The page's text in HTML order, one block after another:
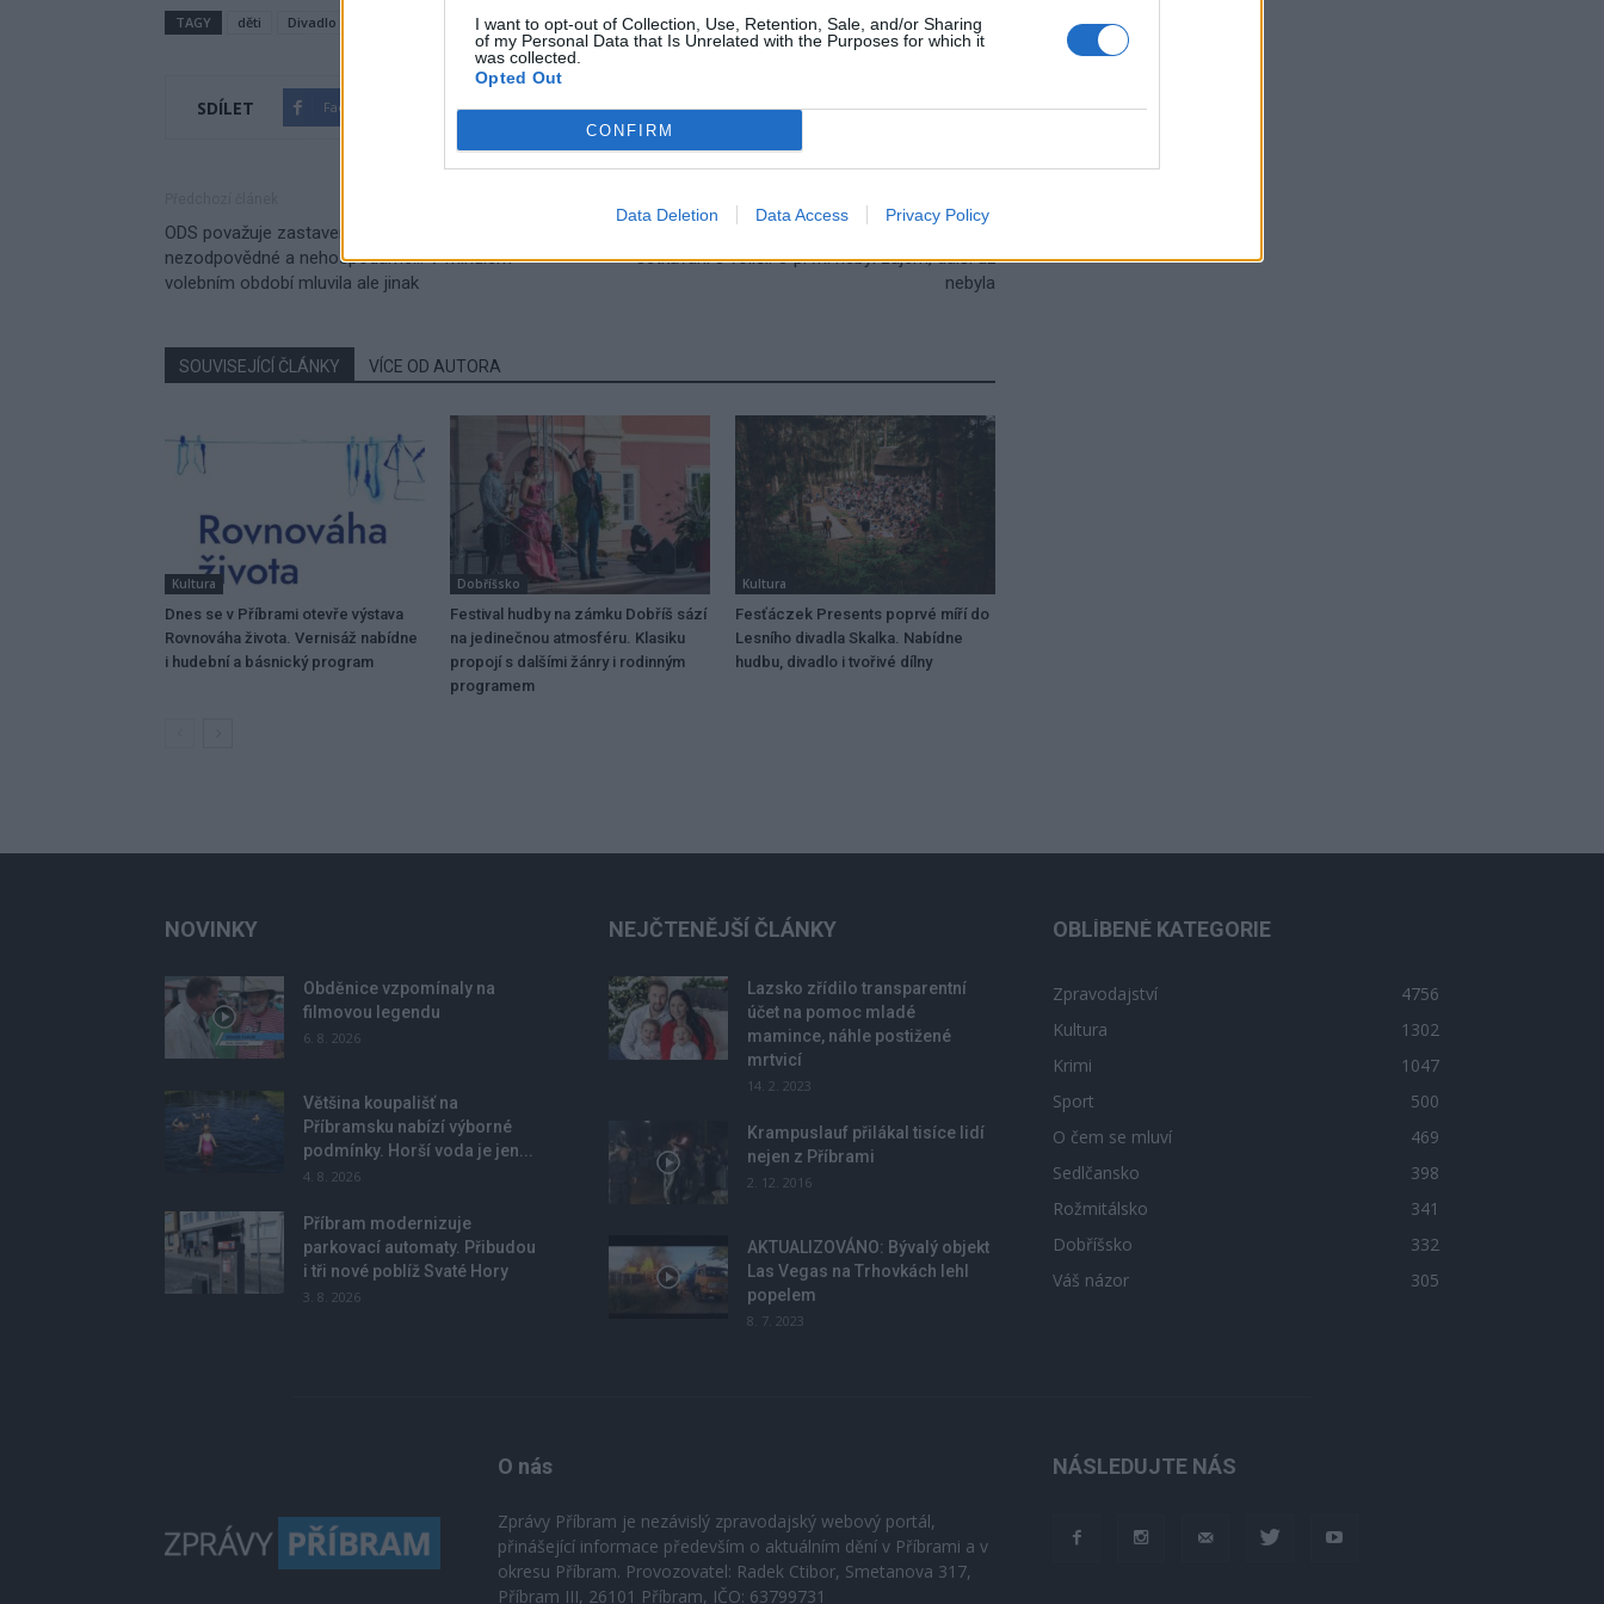
I want to opt-out of Collection, Use, Retention, Sale, and/or Sharing
of my Personal Data that Is Unrelated with the Purposes for which it
was collected.
Opted Out
CONFIRM
Data Deletion Data Access Privacy Policy
TAGY děti Divadlo A. Dvořáka Příbram Michal Nesvadba představení velká scéna
SDÍLET Facebook Twitter
ODS považuje zastavení projektu bazénu za
nezodpovědné a nehospodárné… V minulém
volebním období mluvila ale jinak
setkávání s voliči. O první nebyl zájem, další už
nebyla
SOUVISEJÍCÍ ČLÁNKY VÍCE OD AUTORA
Kultura
Dnes se v Příbrami otevře výstava
Rovnováha života. Vernisáž nabídne
i hudební a básnický program
Dobříšsko
Festival hudby na zámku Dobříš sází
na jedinečnou atmosféru. Klasiku
propojí s dalšími žánry i rodinným
programem
Kultura
Fesťáczek Presents poprvé míří do
Lesního divadla Skalka. Nabídne
hudbu, divadlo i tvořivé dílny
NOVINKY
Obděnice vzpomínaly na
filmovou legendu
6. 8. 2026
Většina koupališť na
Příbramsku nabízí výborné
podmínky. Horší voda je jen...
4. 8. 2026
Příbram modernizuje
parkovací automaty. Přibudou
i tři nové poblíž Svaté Hory
3. 8. 2026
NEJČTENĚJŠÍ ČLÁNKY
Lazsko zřídilo transparentní
účet na pomoc mladé
mamince, náhle postižené
mrtvicí
14. 2. 2023
Krampuslauf přilákal tisíce lidí
nejen z Příbrami
2. 12. 2016
AKTUALIZOVÁNO: Bývalý objekt
Las Vegas na Trhovkách lehl
popelem
8. 7. 2023
OBLÍBENÉ KATEGORIE
Zpravodajství
4756
Kultura
1302
Krimi
1047
Sport
500
O čem se mluví
469
Sedlčansko
398
Rožmitálsko
341
Dobříšsko
332
Váš názor
305
O nás
Zprávy Příbram je nezávislý zpravodajský webový portál,
přinášející informace především o aktuálním dění v Příbrami a v
okresu Příbram. Provozovatel: Radek Ctibor, Smetanova 317,
Příbram III, 26101 Příbram, IČO: 63799731
NÁSLEDUJTE NÁS